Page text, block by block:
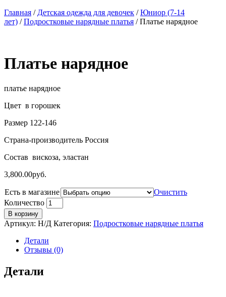
Главная / Детская одежда для девочек /Юниор (7-14
лет) /Подростковые нарядные платья / Платье нарядное
Платье нарядное
платье нарядное
Цвет в горошек
Размер 122-146
Страна-производитель Россия
Состав вискоза, эластан
3,800.00руб.
Есть в магазине
Очистить
Количество
В корзину
Артикул: Н/Д Категория: Подростковые нарядные платья
Детали
Отзывы (0)
Детали